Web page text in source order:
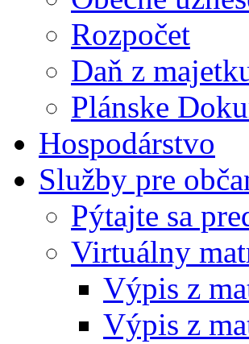
Rozpočet
Daň z
Plánske
Hospodárstvo
Služby pre
Pýtajte sa
Virtuálny
Výpis z
Výpis z